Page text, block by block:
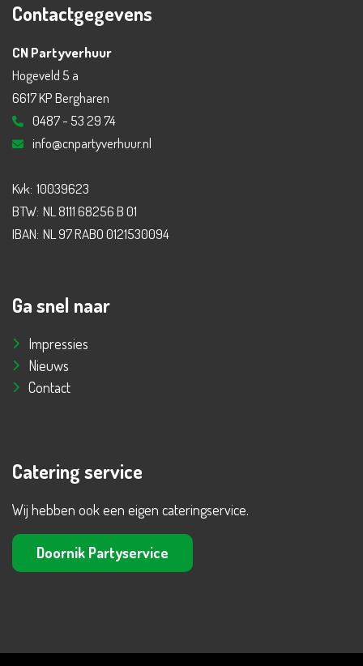
Contactgegevens
CN Partyverhuur
Hogeveld 5 a
6617 KP Bergharen
0487 - 53 29 74
info@cnpartyverhuur.nl
Kvk: 10039623
BTW: NL 8111 68256 B 01
IBAN: NL 97 RABO 0121530094
Ga snel naar
Impressies
Nieuws
Contact
Catering service
Wij hebben ook een eigen cateringservice.
Doornik Partyservice